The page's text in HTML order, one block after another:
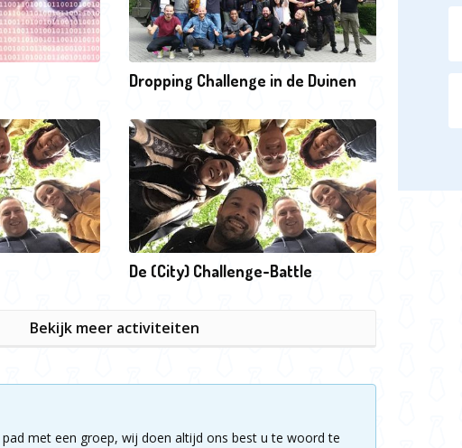
Dropping Challenge in de Duinen
De (City) Challenge-Battle
Bekijk meer activiteiten
met een groep, wij doen altijd ons best u te woord te